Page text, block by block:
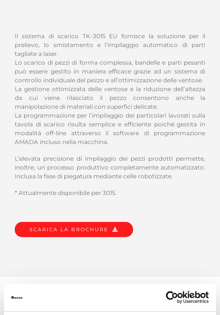
Il sistema di scarico TK-3015 EU fornisce la soluzione per il
prelievo, lo smistamento e l’impilaggio automatico di parti
tagliate a laser.
Lo scarico di pezzi di forma complessa, bandelle e parti pesanti
può essere gestito in maniera efficace grazie ad un sistema di
controllo individuale del pezzo e all’ottimizzazione delle ventose.
La gestione ottimizzata delle ventose e la riduzione dell’altezza
da cui viene rilasciato il pezzo consentono anche la
manipolazione di materiali con superfici delicate.
La programmazione per l’impilaggio dei particolari lavorati sulla
tavola di scarico risulta semplice e efficiente poiché gestita in
modalità off-line attraverso il software di programmazione
AMADA incluso nella macchina.
L’elevata precisione di impilaggio dei pezzi prodotti permette,
inoltre, un processo produttivo completamente automatizzato.
Inclusa la fase di piegatura mediante celle robotizzate.
* Attualmente disponibile per 3015.
SCARICA LA BROCHURE